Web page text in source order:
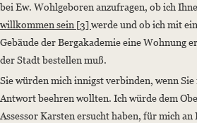
bei Ew. Wohlgeboren anzufragen, ob ich
willkommen sein [3] werde und ob ich mit
Gebäude der Bergakademie eine Wohnung
der Stadt bestellen muß.
Sie würden mich innigst verbinden, wenn Sie
Antwort beehren wollten. Ich würde dem
Assessor Karsten ersucht haben, für mich